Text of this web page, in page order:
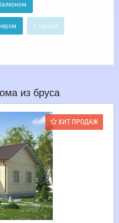
с сауной
из бруса
ХИТ ПРОДАЖ